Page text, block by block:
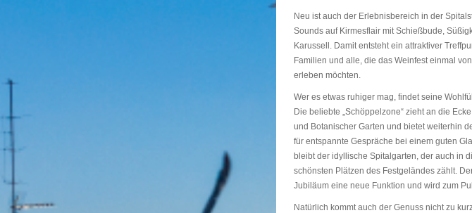
Neu ist auch der Erlebnisbereich in der
Sounds auf Kirmesflair mit Schießbude,
Karussell. Damit entsteht ein attraktiver
Familien und alle, die das Weinfest einmal
erleben möchten.
Wer es etwas ruhiger mag, findet seine
Die beliebte „Schöppelzone“ zieht an die
und Botanischer Garten und bietet weiterhin
für entspannte Gespräche bei einem guten
bleibt der idyllische Spitalgarten, der auch in
schönsten Plätzen des Festgeländes zählt.
Jubiläum eine neue Funktion und wird zum
Natürlich kommt auch der Genuss nicht zu